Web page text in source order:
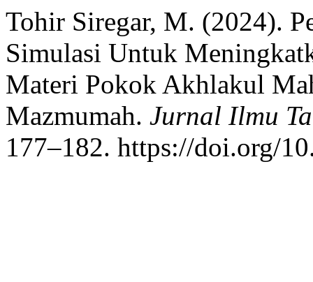
Tohir Siregar, M. (2024).
Simulasi Untuk
Materi Pokok Akhlakul
Mazmumah. Jurnal Ilmu
177–182. https://doi.org/